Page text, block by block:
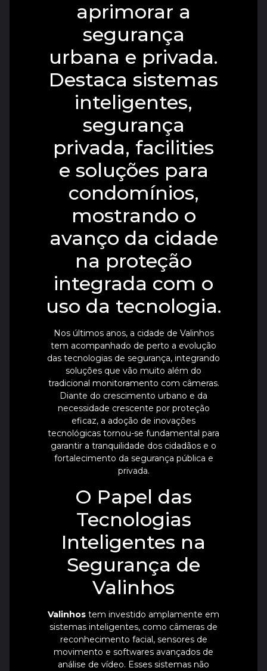
aprimorar a
segurança
urbana e privada.
Destaca sistemas
inteligentes,
segurança
privada, facilities
e soluções para
condomínios,
mostrando o
avanço da cidade
na proteção
integrada com o
uso da tecnologia.
Nos últimos anos, a cidade de Valinhos
tem acompanhado de perto a evolução
das tecnologias de segurança, integrando
soluções que vão muito além do
tradicional monitoramento com câmeras.
Diante do crescimento urbano e da
necessidade crescente por proteção
eficaz, a adoção de inovações
tecnológicas tornou-se fundamental para
garantir a tranquilidade dos cidadãos e o
fortalecimento da segurança pública e
privada.
O Papel das
Tecnologias
Inteligentes na
Segurança de
Valinhos
Valinhos tem investido amplamente em
sistemas inteligentes, como câmeras de
reconhecimento facial, sensores de
movimento e softwares avançados de
análise de vídeo. Esses sistemas não